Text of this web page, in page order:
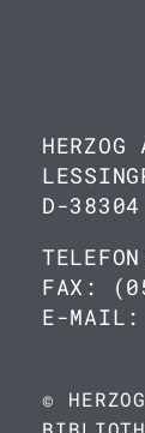
D-38304
FAX:
E-MAIL:
©